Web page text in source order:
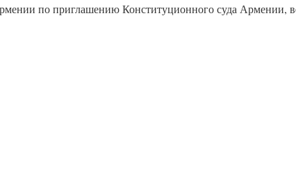
по приглашению Конституционного суда Армении,